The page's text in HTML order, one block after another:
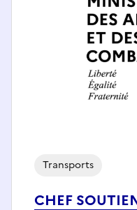
CHEF
Transports